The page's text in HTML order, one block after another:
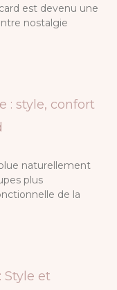
est devenu une
nostalgie
: style, confort
naturellement
plus
de la
Style et